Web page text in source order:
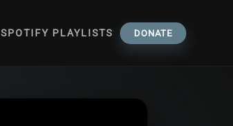
SPOTIFY PLAYLISTS DONATE